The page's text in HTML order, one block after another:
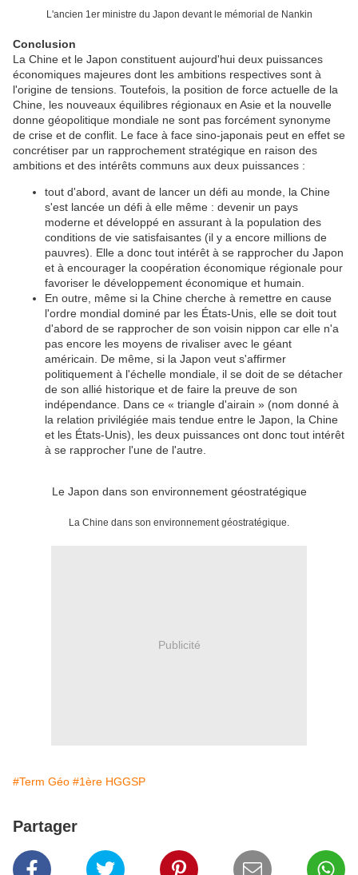
L'ancien 1er ministre du Japon devant le mémorial de Nankin
Conclusion
La Chine et le Japon constituent aujourd'hui deux puissances
économiques majeures dont les ambitions respectives sont à
l'origine de tensions. Toutefois, la position de force actuelle de la
Chine, les nouveaux équilibres régionaux en Asie et la nouvelle
donne géopolitique mondiale ne sont pas forcément synonyme
de crise et de conflit. Le face à face sino-japonais peut en effet se
concrétiser par un rapprochement stratégique en raison des
ambitions et des intérêts communs aux deux puissances :
tout d'abord, avant de lancer un défi au monde, la Chine
s'est lancée un défi à elle même : devenir un pays
moderne et développé en assurant à la population des
conditions de vie satisfaisantes (il y a encore millions de
pauvres). Elle a donc tout intérêt à se rapprocher du Japon
et à encourager la coopération économique régionale pour
favoriser le développement économique et humain.
En outre, même si la Chine cherche à remettre en cause
l'ordre mondial dominé par les États-Unis, elle se doit tout
d'abord de se rapprocher de son voisin nippon car elle n'a
pas encore les moyens de rivaliser avec le géant
américain. De même, si la Japon veut s'affirmer
politiquement à l'échelle mondiale, il se doit de se détacher
de son allié historique et de faire la preuve de son
indépendance. Dans ce « triangle d'airain » (nom donné à
la relation privilégiée mais tendue entre le Japon, la Chine
et les États-Unis), les deux puissances ont donc tout intérêt
à se rapprocher l'une de l'autre.
Le Japon dans son environnement géostratégique
La Chine dans son environnement géostratégique.
Publicité
#Term Géo #1ère HGGSP
Partager